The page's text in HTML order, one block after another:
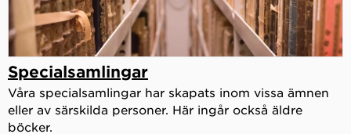
Specialsamlingar
Våra specialsamlingar har skapats inom vissa ämnen
eller av särskilda personer. Här ingår också äldre
böcker.